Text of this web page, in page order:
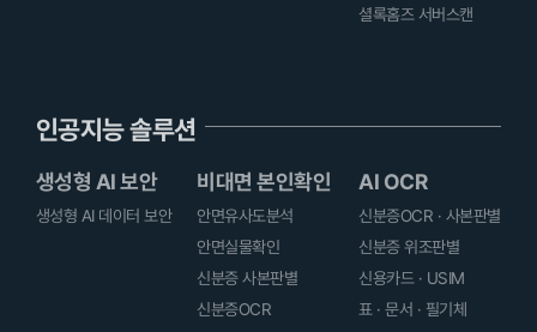
셜록홈즈 서버스캔
인공지능 솔루션
생성형 AI 보안
생성형 AI 데이터 보안
비대면 본인확인
안면유사도분석
안면실물확인
신분증 사본판별
신분증OCR
AI OCR
신분증OCR · 사본판별
신분증 위조판별
신용카드 · USIM
표 · 문서 · 필기체